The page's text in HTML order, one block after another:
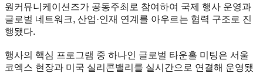
원커뮤니케이션즈가 공동주최로 참여하여 국제 행사 운영과
글로벌 네트워크, 산업·인재 연계를 아우르는 협력 구조로 진
행됐다.
행사의 핵심 프로그램 중 하나인 글로벌 타운홀 미팅은 서울
코엑스 현장과 미국 실리콘밸리를 실시간으로 연결해 운영됐